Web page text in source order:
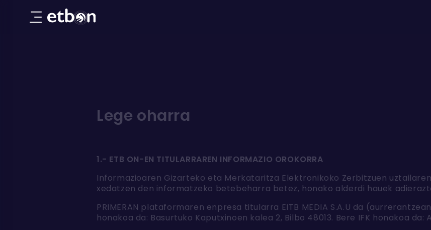
Lege oharra
1.- ETB ON-EN TITULARRAREN INFORMAZIO OROKORRA
Informazioaren Gizarteko eta Merkataritza Elektronikoko Zerbitzuen uztailaren
xedatzen den informatzeko betebeharra betez, honako alderdi hauek
PRIMERAN plataformaren enpresa titularra EITB MEDIA S.A.U da
honakoa da: Basurtuko Kaputxinoen kalea 2, Bilbo 48013. Bere IFK honakoa da: